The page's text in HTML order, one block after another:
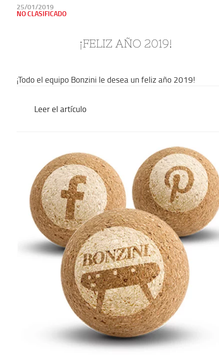
PUBLICADO
EN
25/01/2019
NO CLASIFICADO
¡FELIZ AÑO 2019!
¡Todo el equipo Bonzini le desea un feliz año 2019!
Leer el artículo